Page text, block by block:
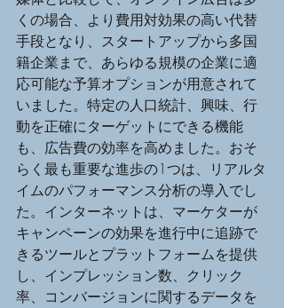
くの場合、より費用対効果の高い代替
手段となり、スタートアップから多国
籍企業まで、あらゆる規模の企業に適
応可能な予算オプションが用意されて
いました。特定の人口統計、興味、行
動を正確にターゲットにできる機能
も、広告費の効率を高めました。おそ
らく最も重要な進歩の1つは、リアルタ
イムのパフォーマンス分析の導入でし
た。インターネットは、マーケターが
キャンペーンの効果を進行中に追跡で
きるツールとプラットフォームを提供
し、インプレッション数、クリック
率、コンバージョンに関するデータを